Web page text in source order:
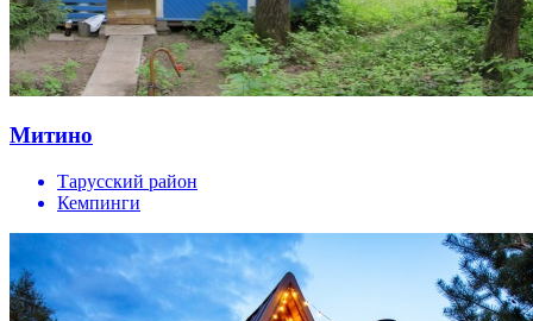
Митино
Тарусский район
Кемпинги